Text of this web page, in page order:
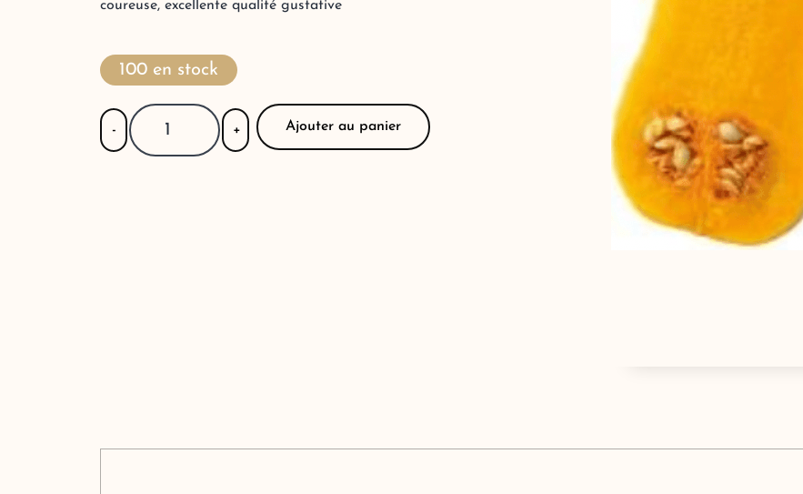
coureuse, excellente qualité gustative
100 en stock
- + Ajouter au panier